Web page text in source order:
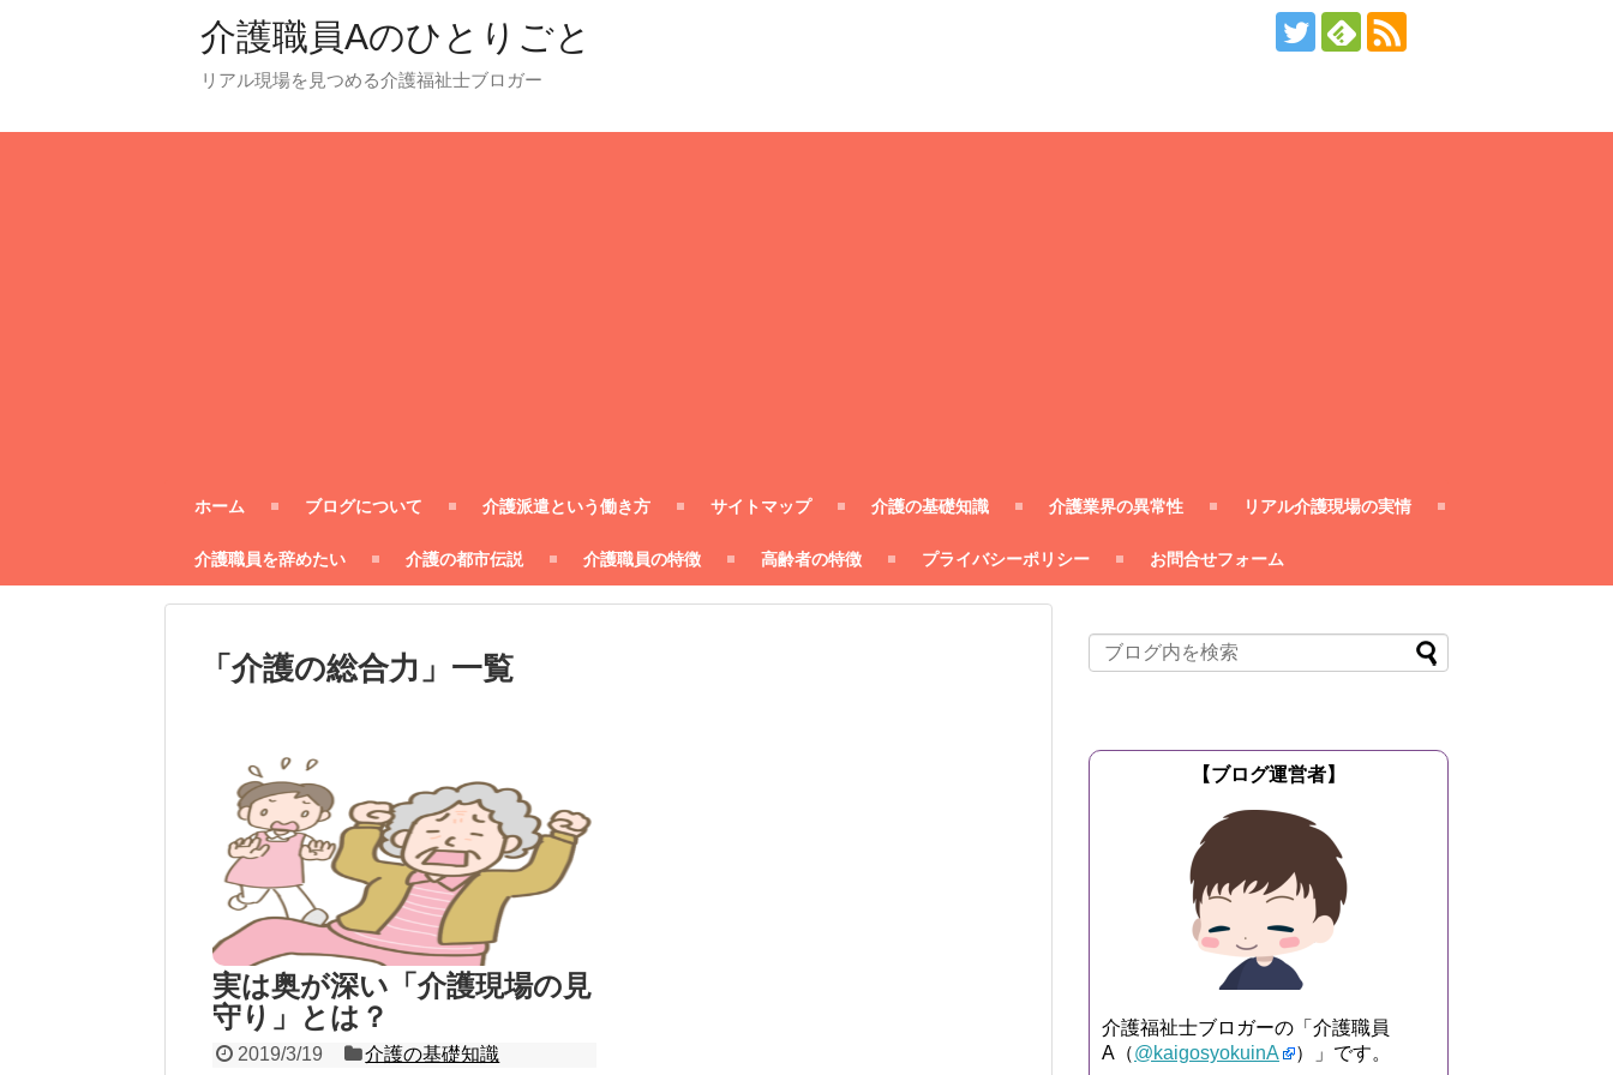
介護職員Aのひとりごと
リアル現場を見つめる介護福祉士ブロガー
ホーム ブログについて 介護派遣という働き方 サイトマップ 介護の基礎知識 介護業界の異常性 リアル介護現場の実情
介護職員を辞めたい 介護の都市伝説 介護職員の特徴 高齢者の特徴 プライバシーポリシー お問合せフォーム
「 介護の総合力 」 一覧
実は奥が深い「介護現場の見
守り」とは？
2019/3/19
介護の基礎知識
【ブログ運営者】
介護福祉士ブロガーの「介護職員
A（@kaigosyokuinA ）」です。